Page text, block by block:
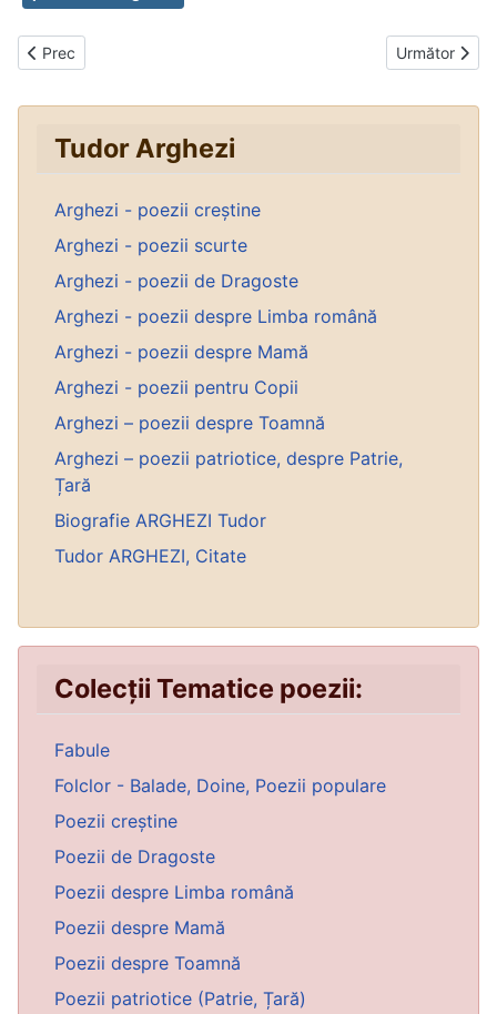
Articol precedent: Ți-e sufletul
Prec Articolul
Următor
Tudor Arghezi
Arghezi - poezii creștine
Arghezi - poezii scurte
Arghezi - poezii de Dragoste
Arghezi - poezii despre Limba română
Arghezi - poezii despre Mamă
Arghezi - poezii pentru Copii
Arghezi – poezii despre Toamnă
Arghezi – poezii patriotice, despre Patrie,
Țară
Biografie ARGHEZI Tudor
Tudor ARGHEZI, Citate
Colecții Tematice poezii:
Fabule
Folclor - Balade, Doine, Poezii populare
Poezii creștine
Poezii de Dragoste
Poezii despre Limba română
Poezii despre Mamă
Poezii despre Toamnă
Poezii patriotice (Patrie, Țară)